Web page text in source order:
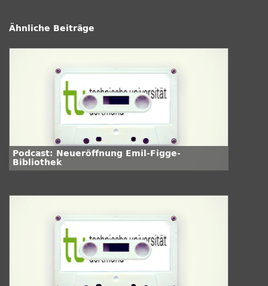
Ähnliche Beiträge
Podcast: Neueröffnung Emil-Figge-
Bibliothek